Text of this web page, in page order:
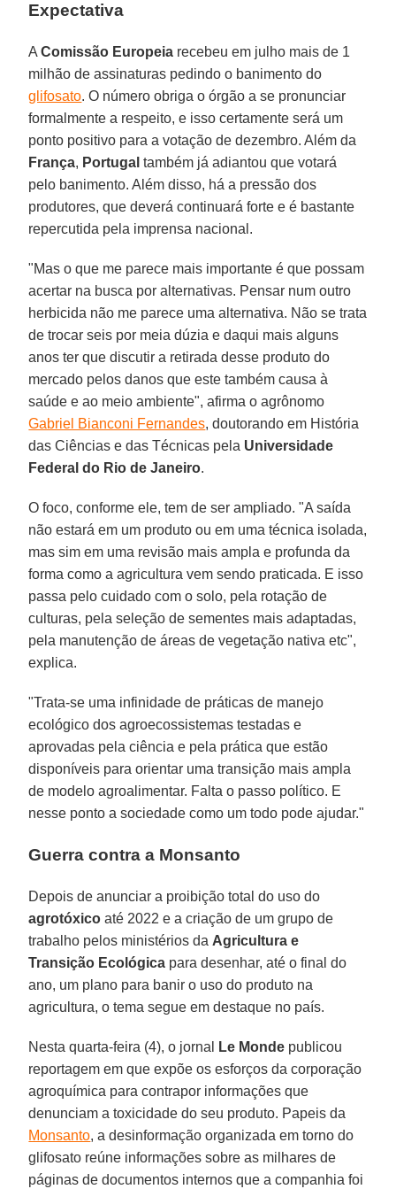
Expectativa
AComissão Europeia recebeu em julho mais de 1
milhão de assinaturas pedindo o banimento do
glifosato. O número obriga o órgão a se pronunciar
formalmente a respeito, e isso certamente será um
ponto positivo para a votação de dezembro. Além da
França, Portugal também já adiantou que votará
pelo banimento. Além disso, há a pressão dos
produtores, que deverá continuará forte e é bastante
repercutida pela imprensa nacional.
"Mas o que me parece mais importante é que possam
acertar na busca por alternativas. Pensar num outro
herbicida não me parece uma alternativa. Não se trata
de trocar seis por meia dúzia e daqui mais alguns
anos ter que discutir a retirada desse produto do
mercado pelos danos que este também causa à
saúde e ao meio ambiente", afirma o agrônomo
Gabriel Bianconi Fernandes, doutorando em História
das Ciências e das Técnicas pela Universidade
Federal do Rio de Janeiro.
O foco, conforme ele, tem de ser ampliado. "A saída
não estará em um produto ou em uma técnica isolada,
mas sim em uma revisão mais ampla e profunda da
forma como a agricultura vem sendo praticada. E isso
passa pelo cuidado com o solo, pela rotação de
culturas, pela seleção de sementes mais adaptadas,
pela manutenção de áreas de vegetação nativa etc",
explica.
"Trata-se uma infinidade de práticas de manejo
ecológico dos agroecossistemas testadas e
aprovadas pela ciência e pela prática que estão
disponíveis para orientar uma transição mais ampla
de modelo agroalimentar. Falta o passo político. E
nesse ponto a sociedade como um todo pode ajudar."
Guerra contra a Monsanto
Depois de anunciar a proibição total do uso do
agrotóxico até 2022 e a criação de um grupo de
trabalho pelos ministérios da Agricultura e
Transição Ecológica para desenhar, até o final do
ano, um plano para banir o uso do produto na
agricultura, o tema segue em destaque no país.
Nesta quarta-feira (4), o jornal Le Monde publicou
reportagem em que expõe os esforços da corporação
agroquímica para contrapor informações que
denunciam a toxicidade do seu produto. Papeis da
Monsanto, a desinformação organizada em torno do
glifosato reúne informações sobre as milhares de
páginas de documentos internos que a companhia foi